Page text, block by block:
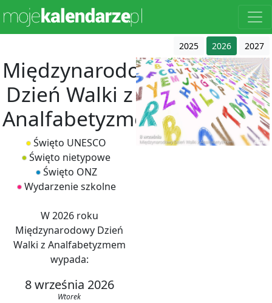
2025 2026 2027
Międzynarodowy
Dzień Walki z
Analfabetyzmem
Święto UNESCO
Święto nietypowe
Święto ONZ
Wydarzenie szkolne
W 2026 roku
Międzynarodowy Dzień
Walki z Analfabetyzmem
wypada:
8 września 2026
Wtorek